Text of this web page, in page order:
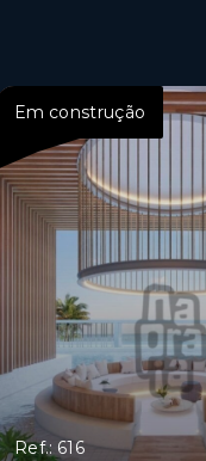
Em construção
Ref.: 616